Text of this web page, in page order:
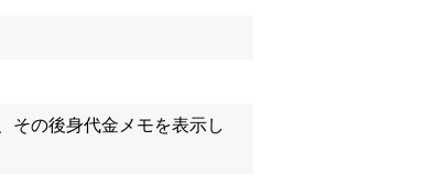
その後身代金メモを表示し